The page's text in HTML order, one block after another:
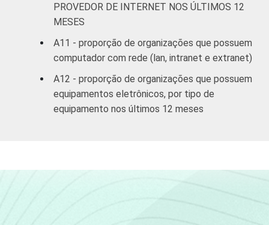
PROVEDOR DE INTERNET NOS ÚLTIMOS 12
MESES
A11 - proporção de organizações que possuem
computador com rede (lan, intranet e extranet)
A12 - proporção de organizações que possuem
equipamentos eletrônicos, por tipo de
equipamento nos últimos 12 meses